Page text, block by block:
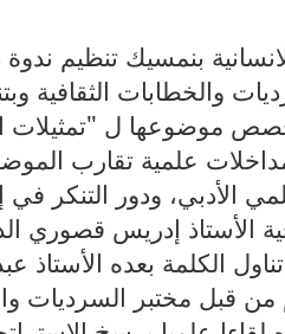
بنمسيك تنظيم
والخطابات الثقافية
وخصص موضوعها ل "تمثيلات
علمية تقارب
الأدبي، ودور التنكر
الأستاذ إدريس قصوري
الكلمة بعده الأستاذ
من قبل مختبر السرديات